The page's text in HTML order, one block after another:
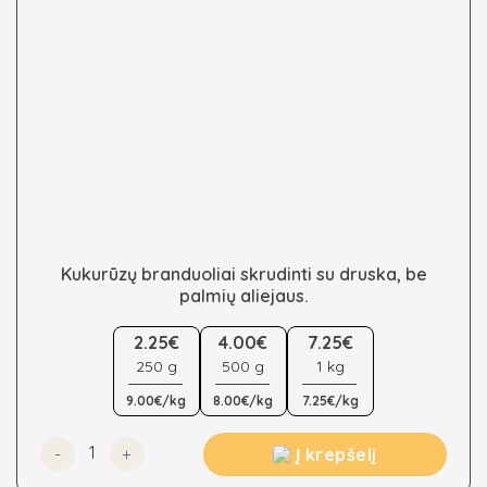
Kukurūzų branduoliai skrudinti su druska, be
palmių aliejaus.
product
has
multiple
variants.
The
options
may
2.25€
250 g
9.00€/kg
4.00€
500 g
8.00€/kg
7.25€
1 kg
7.25€/kg
produkto kiekis: Kukurūzų branduoliai skrudinti su
Į krepšelį